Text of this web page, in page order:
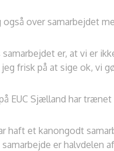
over samarbejdet
samarbejdet er, at vi er
frisk på at sige ok, vi
EUC Sjælland har
haft et kanongodt
er halvdelen